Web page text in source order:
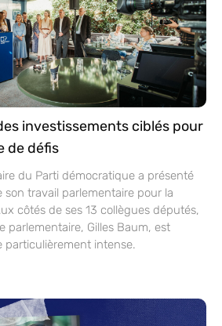
investissements ciblés pour
de défis
du Parti démocratique a présenté
son travail parlementaire pour la
côtés de ses 13 collègues députés,
parlementaire, Gilles Baum, est
particulièrement intense.